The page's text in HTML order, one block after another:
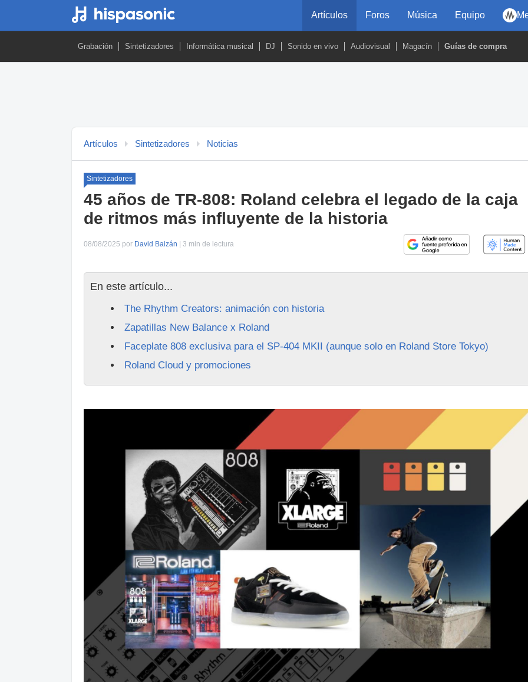
Artículos Foros Música Equipo
Grabación Sintetizadores Informática musical DJ Sonido en vivo Audiovisual Magacín Guías de compra
Artículos Sintetizadores Noticias
Sintetizadores
45 años de TR-808: Roland celebra el legado de la caja
de ritmos más influyente de la historia
08/08/2025 por David Baizán | 3 min de lectura
En este artículo...
The Rhythm Creators: animación con historia
Zapatillas New Balance x Roland
Faceplate 808 exclusiva para el SP-404 MKII (aunque solo en Roland Store Tokyo)
Roland Cloud y promociones